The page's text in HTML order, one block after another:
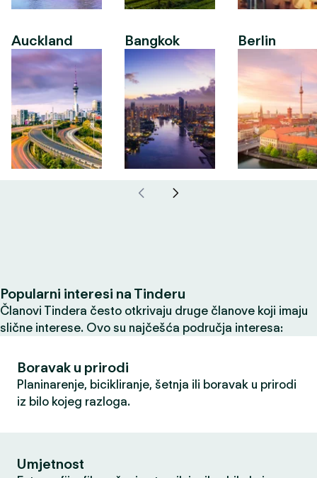
Auckland Bangkok Berlin
Popularni interesi na Tinderu
Članovi Tindera često otkrivaju druge članove koji imaju
slične interese. Ovo su najčešća područja interesa:
Boravak u prirodi
Planinarenje, bicikliranje, šetnja ili boravak u prirodi
iz bilo kojeg razloga.
Umjetnost